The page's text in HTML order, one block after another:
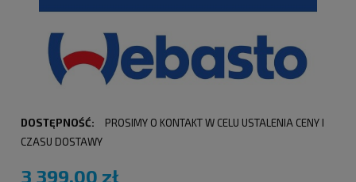
DOSTĘPNOŚĆ:
PROSIMY O KONTAKT W CELU USTALENIA CENY I
CZASU DOSTAWY
3 399,00 zł